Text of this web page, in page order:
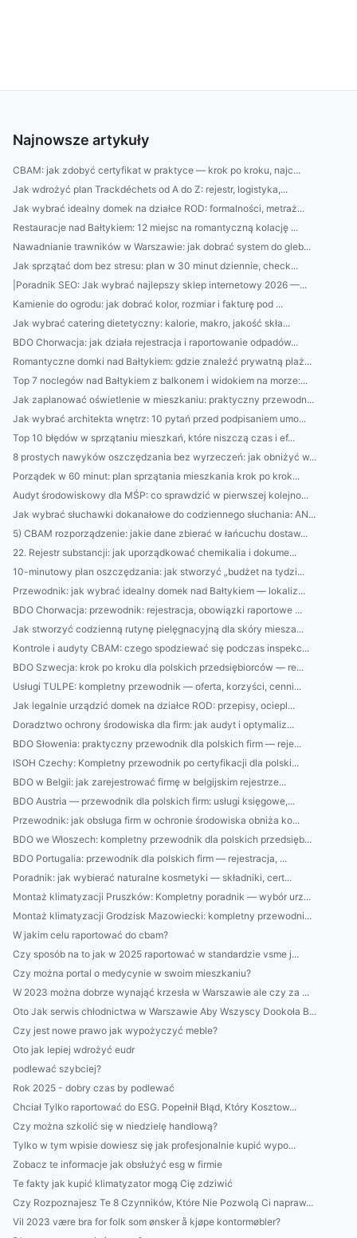
Najnowsze artykuły
CBAM: jak zdobyć certyfikat w praktyce — krok po kroku, najc...
Jak wdrożyć plan Trackdéchets od A do Z: rejestr, logistyka,...
Jak wybrać idealny domek na działce ROD: formalności, metraż...
Restauracje nad Bałtykiem: 12 miejsc na romantyczną kolację ...
Nawadnianie trawników w Warszawie: jak dobrać system do gleb...
Jak sprzątać dom bez stresu: plan w 30 minut dziennie, check...
|Poradnik SEO: Jak wybrać najlepszy sklep internetowy 2026 —...
Kamienie do ogrodu: jak dobrać kolor, rozmiar i fakturę pod ...
Jak wybrać catering dietetyczny: kalorie, makro, jakość skła...
BDO Chorwacja: jak działa rejestracja i raportowanie odpadów...
Romantyczne domki nad Bałtykiem: gdzie znaleźć prywatną plaż...
Top 7 noclegów nad Bałtykiem z balkonem i widokiem na morze:...
Jak zaplanować oświetlenie w mieszkaniu: praktyczny przewodn...
Jak wybrać architekta wnętrz: 10 pytań przed podpisaniem umo...
Top 10 błędów w sprzątaniu mieszkań, które niszczą czas i ef...
8 prostych nawyków oszczędzania bez wyrzeczeń: jak obniżyć w...
Porządek w 60 minut: plan sprzątania mieszkania krok po krok...
Audyt środowiskowy dla MŚP: co sprawdzić w pierwszej kolejno...
Jak wybrać słuchawki dokanałowe do codziennego słuchania: AN...
5) CBAM rozporządzenie: jakie dane zbierać w łańcuchu dostaw...
22. Rejestr substancji: jak uporządkować chemikalia i dokume...
10-minutowy plan oszczędzania: jak stworzyć „budżet na tydzi...
Przewodnik: jak wybrać idealny domek nad Bałtykiem — lokaliz...
BDO Chorwacja: przewodnik: rejestracja, obowiązki raportowe ...
Jak stworzyć codzienną rutynę pielęgnacyjną dla skóry miesza...
Kontrole i audyty CBAM: czego spodziewać się podczas inspekc...
BDO Szwecja: krok po kroku dla polskich przedsiębiorców — re...
Usługi TULPE: kompletny przewodnik — oferta, korzyści, cenni...
Jak legalnie urządzić domek na działce ROD: przepisy, ociepl...
Doradztwo ochrony środowiska dla firm: jak audyt i optymaliz...
BDO Słowenia: praktyczny przewodnik dla polskich firm — reje...
ISOH Czechy: Kompletny przewodnik po certyfikacji dla polski...
BDO w Belgii: jak zarejestrować firmę w belgijskim rejestrze...
BDO Austria — przewodnik dla polskich firm: usługi księgowe,...
Przewodnik: jak obsługa firm w ochronie środowiska obniża ko...
BDO we Włoszech: kompletny przewodnik dla polskich przedsięb...
BDO Portugalia: przewodnik dla polskich firm — rejestracja, ...
Poradnik: jak wybierać naturalne kosmetyki — składniki, cert...
Montaż klimatyzacji Pruszków: Kompletny poradnik — wybór urz...
Montaż klimatyzacji Grodzisk Mazowiecki: kompletny przewodni...
W jakim celu raportować do cbam?
Czy sposób na to jak w 2025 raportować w standardzie vsme j...
Czy można portal o medycynie w swoim mieszkaniu?
W 2023 można dobrze wynająć krzesła w Warszawie ale czy za ...
Oto Jak serwis chłodnictwa w Warszawie Aby Wszyscy Dookoła B...
Czy jest nowe prawo jak wypożyczyć meble?
Oto jak lepiej wdrożyć eudr
podlewać szybciej?
Rok 2025 - dobry czas by podlewać
Chciał Tylko raportować do ESG. Popełnił Błąd, Który Kosztow...
Czy można szkolić się w niedzielę handlową?
Tylko w tym wpisie dowiesz się jak profesjonalnie kupić wypo...
Zobacz te informacje jak obsłużyć esg w firmie
Te fakty jak kupić klimatyzator mogą Cię zdziwić
Czy Rozpoznajesz Te 8 Czynników, Które Nie Pozwolą Ci napraw...
Vil 2023 være bra for folk som ønsker å kjøpe kontormøbler?